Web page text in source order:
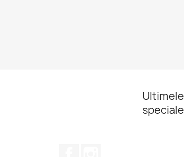
speciale